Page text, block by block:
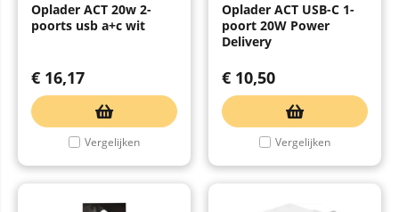
Oplader ACT 20w 2-
poorts usb a+c wit
€ 16,17
Vergelijken
Oplader ACT USB-C 1-
poort 20W Power
Delivery
€ 10,50
Vergelijken